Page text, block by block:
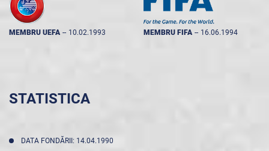
MEMBRU UEFA -- 10.02.1993 MEMBRU FIFA -- 16.06.1994
STATISTICA
DATA FONDĂRII: 14.04.1990